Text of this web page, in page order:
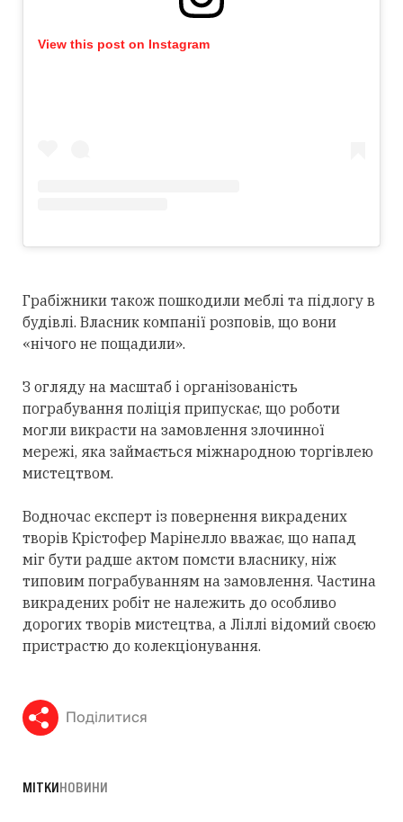
View this post on Instagram
Грабіжники також пошкодили меблі та підлогу в
будівлі. Власник компанії розповів, що вони
«нічого не пощадили».
З огляду на масштаб і організованість
пограбування поліція припускає, що роботи
могли викрасти на замовлення злочинної
мережі, яка займається міжнародною торгівлею
мистецтвом.
Водночас експерт із повернення викрадених
творів Крістофер Марінелло вважає, що напад
міг бути радше актом помсти власнику, ніж
типовим пограбуванням на замовлення. Частина
викрадених робіт не належить до особливо
дорогих творів мистецтва, а Ліллі відомий своєю
пристрастю до колекціонування.
Поділитися
МІТКИНОВИНИ